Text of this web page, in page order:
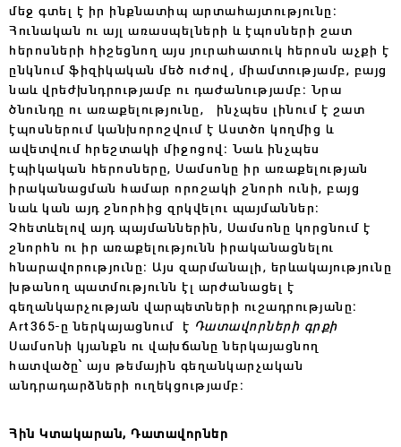
մեջ գտել է իր ինքնատիպ արտահայտությունը։
Հունական ու այլ առասպելների և էպոսների շատ
հերոսների հիշեցնող այս յուրահատուկ հերոսն աչքի է
ընկնում ֆիզիկական մեծ ուժով, միամտությամբ, բայց
նաև վրեժխնդրությամբ ու դաժանությամբ։ Նրա
ծնունդը ու առաքելությունը, ինչպես լինում է շատ
էպոսներում կանխորոշվում է Աստծո կողմից և
ավետվում հրեշտակի միջոցով։ Նաև ինչպես
էպիկական հերոսները, Սամսոնը իր առաքելության
իրականացման համար որոշակի շնորհ ունի, բայց
նաև կան այդ շնորհից զրկվելու պայմաններ։
Չհետևելով այդ պայմաններին, Սամսոնը կորցնում է
շնորհն ու իր առաքելությունն իրականացնելու
հնարավորությունը։ Այս զարմանալի, երևակայությունը
խթանող պատմությունն էլ արժանացել է
գեղանկարչության վարպետների ուշադրությանը։
Art365-ը ներկայացնում է Դատավորների գրքի
Սամսոնի կյանքն ու վախճանը ներկայացնող
հատվածը՝ այս թեմային գեղանկարչական
անդրադարձների ուղեկցությամբ։
Հին Կտակարան, Դատավորներ